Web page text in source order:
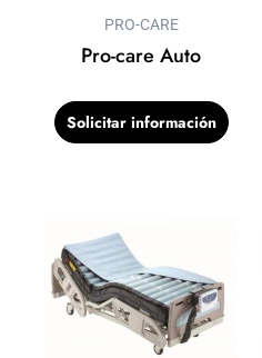
PRO-CARE
Pro-care Auto
Solicitar información